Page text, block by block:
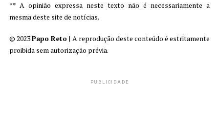
** A opinião expressa neste texto não é necessariamente a
mesma deste site de notícias.
© 2023Papo Reto | A reprodução deste conteúdo é estritamente
proibida sem autorização prévia.
PUBLICIDADE